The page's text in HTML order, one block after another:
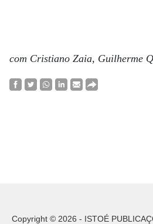
com Cristiano Zaia, Guilherme
Copyright © 2026 - ISTOÉ